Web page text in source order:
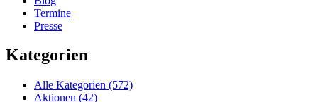
Termine
Presse
Kategorien
Alle Kategorien (572)
Aktionen (42)